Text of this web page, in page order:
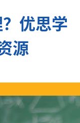
优思学
源